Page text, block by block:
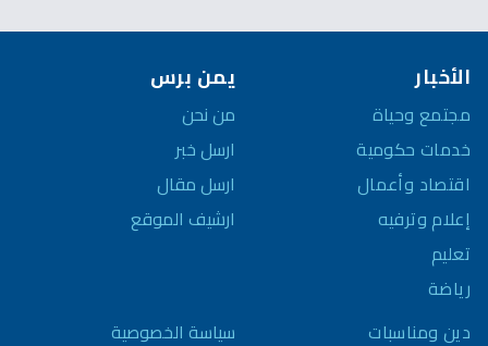
الأخبار
مجتمع وحياة
خدمات حكومية
اقتصاد وأعمال
إعلام وترفيه
تعليم
رياضة
دين ومناسبات
يمن برس
من نحن
ارسل خبر
ارسل مقال
ارشيف الموقع
سياسة الخصوصية